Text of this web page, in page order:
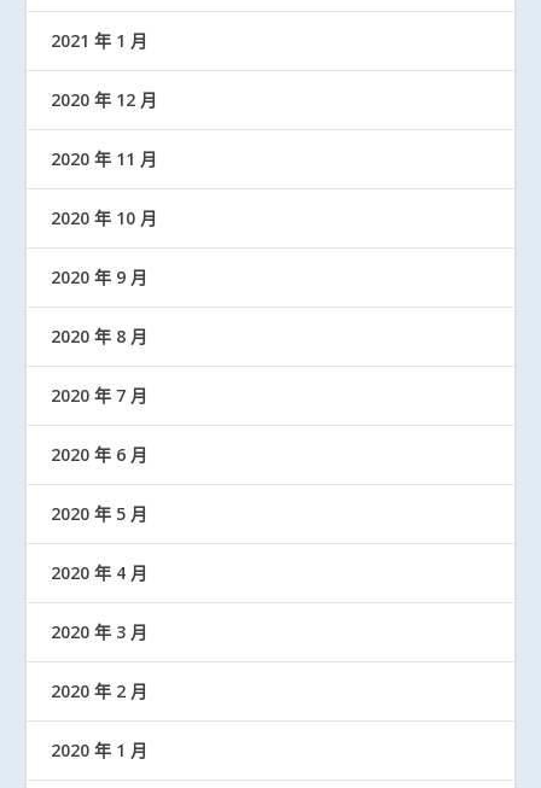
2021 年 1 月
2020 年 12 月
2020 年 11 月
2020 年 10 月
2020 年 9 月
2020 年 8 月
2020 年 7 月
2020 年 6 月
2020 年 5 月
2020 年 4 月
2020 年 3 月
2020 年 2 月
2020 年 1 月